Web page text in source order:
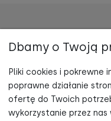
Dbamy o Twoją
Pliki cookies i pokrewne
poprawne działanie
ofertę do Twoich
wykorzystanie przez
Zapisz się do
promocjach i odbierz -5%